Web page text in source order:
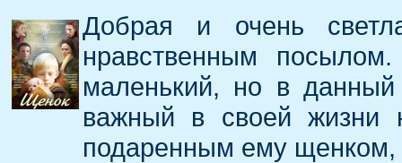
Добрая и очень
нравственным
маленький, но в
важный в своей жизни
подаренным ему щенком,